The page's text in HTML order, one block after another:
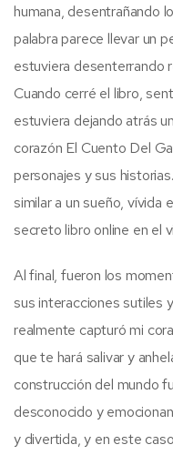
humana, desentrañando
palabra parece llevar un
estuviera desenterrando
Cuando cerré el libro,
estuviera dejando atrás
corazón El Cuento Del
personajes y sus
similar a un sueño, vívida
secreto libro online​ en el
Al final, fueron los
sus interacciones sutiles
realmente capturó mi
que te hará salivar y
construcción del mundo
desconocido y
y divertida, y en este